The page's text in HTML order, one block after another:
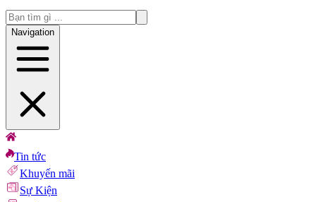
Navigation
Tin tức
Khuyến mãi
Sự Kiện